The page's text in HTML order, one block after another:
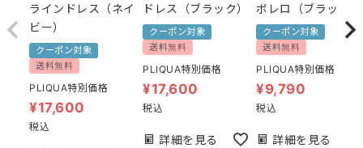
ラインドレス（ネイ
ビー）
クーポン対象
送料無料
PLIQUA特別価格
¥17,600
税込
ドレス（ブラック）
クーポン対象
送料無料
PLIQUA特別価格
¥17,600
税込
詳細を見る
ボレロ（ブラック）
クーポン対象
送料無料
PLIQUA特別価格
¥9,790
税込
詳細を見る